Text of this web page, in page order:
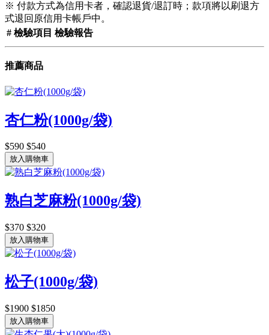
※ 付款方式為信用卡者，確認退貨/退訂時；款項將以刷退方
式退回原信用卡帳戶中。
# 檢驗項目 檢驗報告
推薦商品
杏仁粉(1000g/袋)
$590 $540
放入購物車
熟白芝麻粉(1000g/袋)
$370 $320
放入購物車
松子(1000g/袋)
$1900 $1850
放入購物車